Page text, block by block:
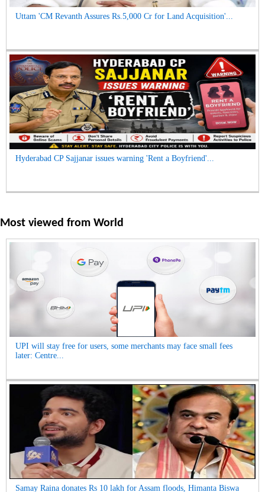
Uttam 'CM Revanth Assures Rs.5,000 Cr for Land Acquisition'...
Hyderabad CP Sajjanar issues warning 'Rent a Boyfriend'...
Most viewed from World
UPI will stay free for users, some merchants may face small fees
later: Centre...
Samay Raina donates Rs 10 lakh for Assam floods, Himanta Biswa